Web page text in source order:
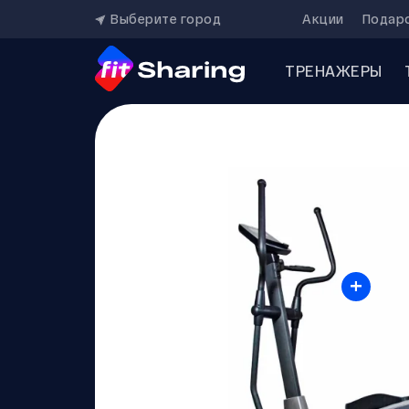
Выберите город Акции
ТРЕНАЖЕРЫ
+